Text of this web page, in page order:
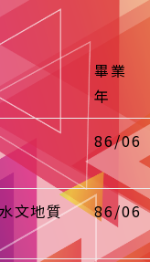
畢業
年
86/06
文地質
86/06